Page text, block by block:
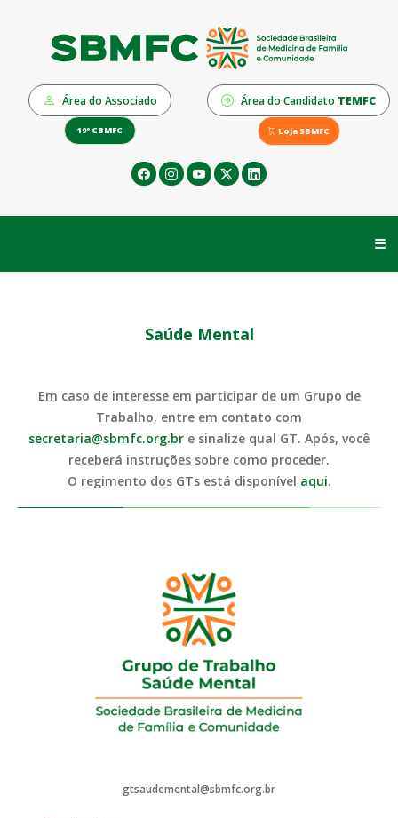
Área do Associado Área do Candidato TEMFC
19º CBMFC Loja SBMFC
☰
Saúde Mental
Em caso de interesse em participar de um Grupo de
Trabalho, entre em contato com
secretaria@sbmfc.org.br e sinalize qual GT. Após, você
receberá instruções sobre como proceder.
O regimento dos GTs está disponível aqui.
gtsaudemental@sbmfc.org.br